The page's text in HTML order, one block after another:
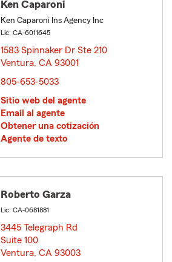
Ken Caparoni
Ken Caparoni Ins Agency Inc
Lic: CA-6011645
1583 Spinnaker Dr Ste 210
Ventura, CA 93001
805-653-5033
Sitio web del agente
Email al agente
Obtener una cotización
Agente de texto
Roberto Garza
Lic: CA-0681881
3445 Telegraph Rd
Suite 100
Ventura, CA 93003